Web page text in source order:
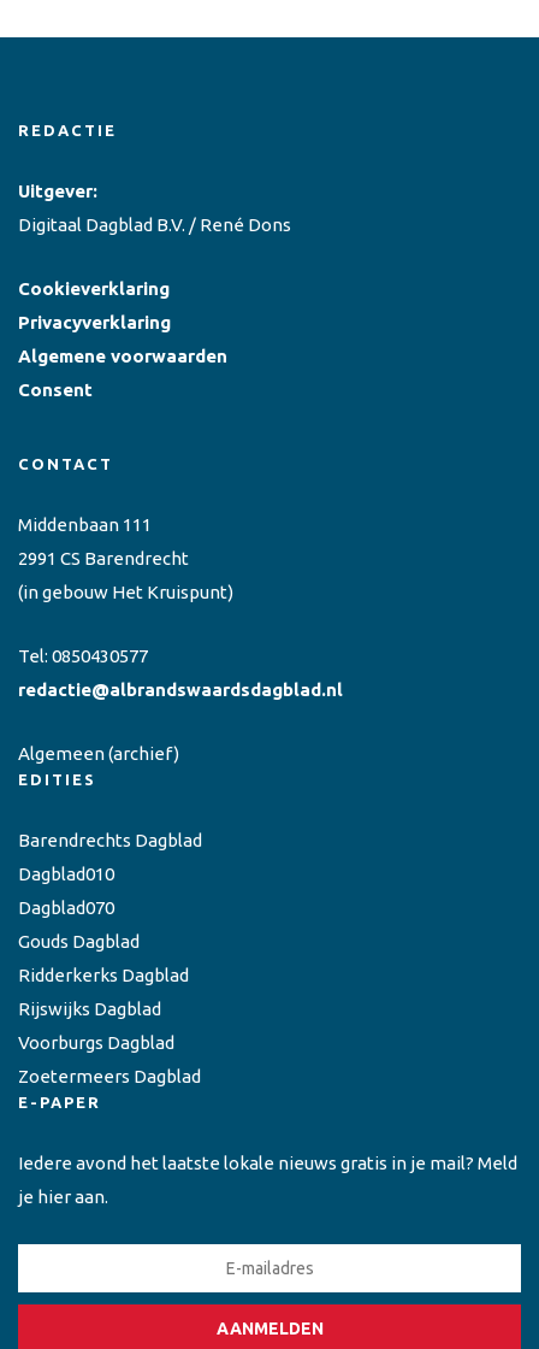
REDACTIE
Uitgever:
Digitaal Dagblad B.V. / René Dons
Cookieverklaring
Privacyverklaring
Algemene voorwaarden
Consent
CONTACT
Middenbaan 111
2991 CS Barendrecht
(in gebouw Het Kruispunt)
Tel: 0850430577
redactie@albrandswaardsdagblad.nl
Algemeen(archief)
EDITIES
Barendrechts Dagblad
Dagblad010
Dagblad070
Gouds Dagblad
Ridderkerks Dagblad
Rijswijks Dagblad
Voorburgs Dagblad
Zoetermeers Dagblad
E-PAPER
Iedere avond het laatste lokale nieuws gratis in je mail? Meld
je hier aan.